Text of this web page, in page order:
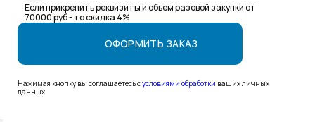
Если прикрепить реквизиты и обьем разовой закупки от
70000 руб - то скидка 4%
Нажимая кнопку вы соглашаетесь сусловиями обработки ваших личных
данных